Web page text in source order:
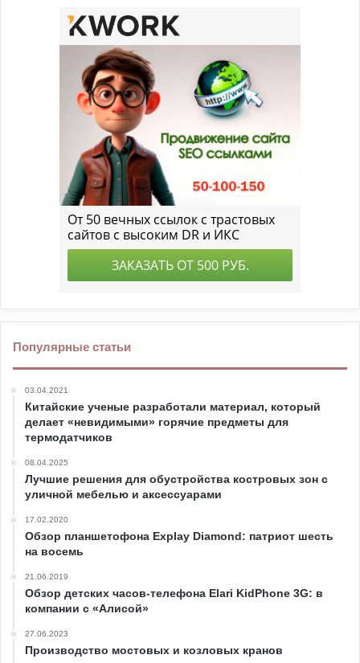
Популярные статьи
03.04.2021
Китайские ученые разработали материал, который
делает «невидимыми» горячие предметы для
термодатчиков
08.04.2025
Лучшие решения для обустройства костровых зон с
уличной мебелью и аксессуарами
17.02.2020
Обзор планшетофона Explay Diamond: патриот шесть
на восемь
21.06.2019
Обзор детских часов-телефона Elari KidPhone 3G: в
компании с «Алисой»
27.06.2023
Производство мостовых и козловых кранов